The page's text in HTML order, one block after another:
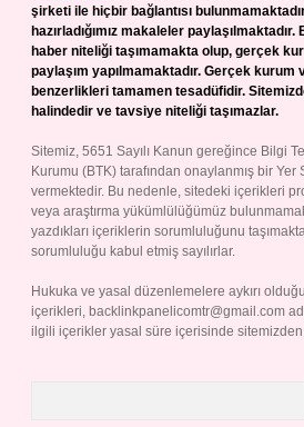
şirketi ile hiçbir bağlantısı
hazırladığımız makaleler
haber niteliği taşımamakta olup, gerçek
paylaşım yapılmamaktadır. Gerçek kurum
benzerlikleri tamamen tesadüfidir.
halindedir ve tavsiye niteliği taşımazlar.
Sitemiz, 5651 Sayılı Kanun gereğince Bilgi
Kurumu (BTK) tarafından onaylanmış bir Yer
vermektedir. Bu nedenle, sitedeki içerikleri
veya araştırma yükümlülüğümüz
yazdıkları içeriklerin sorumluluğunu
sorumluluğu kabul etmiş sayılırlar.
Hukuka ve yasal düzenlemelere aykırı
içerikleri, backlinkpanelicomtr@gmail.com
ilgili içerikler yasal süre içerisinde sitemizden